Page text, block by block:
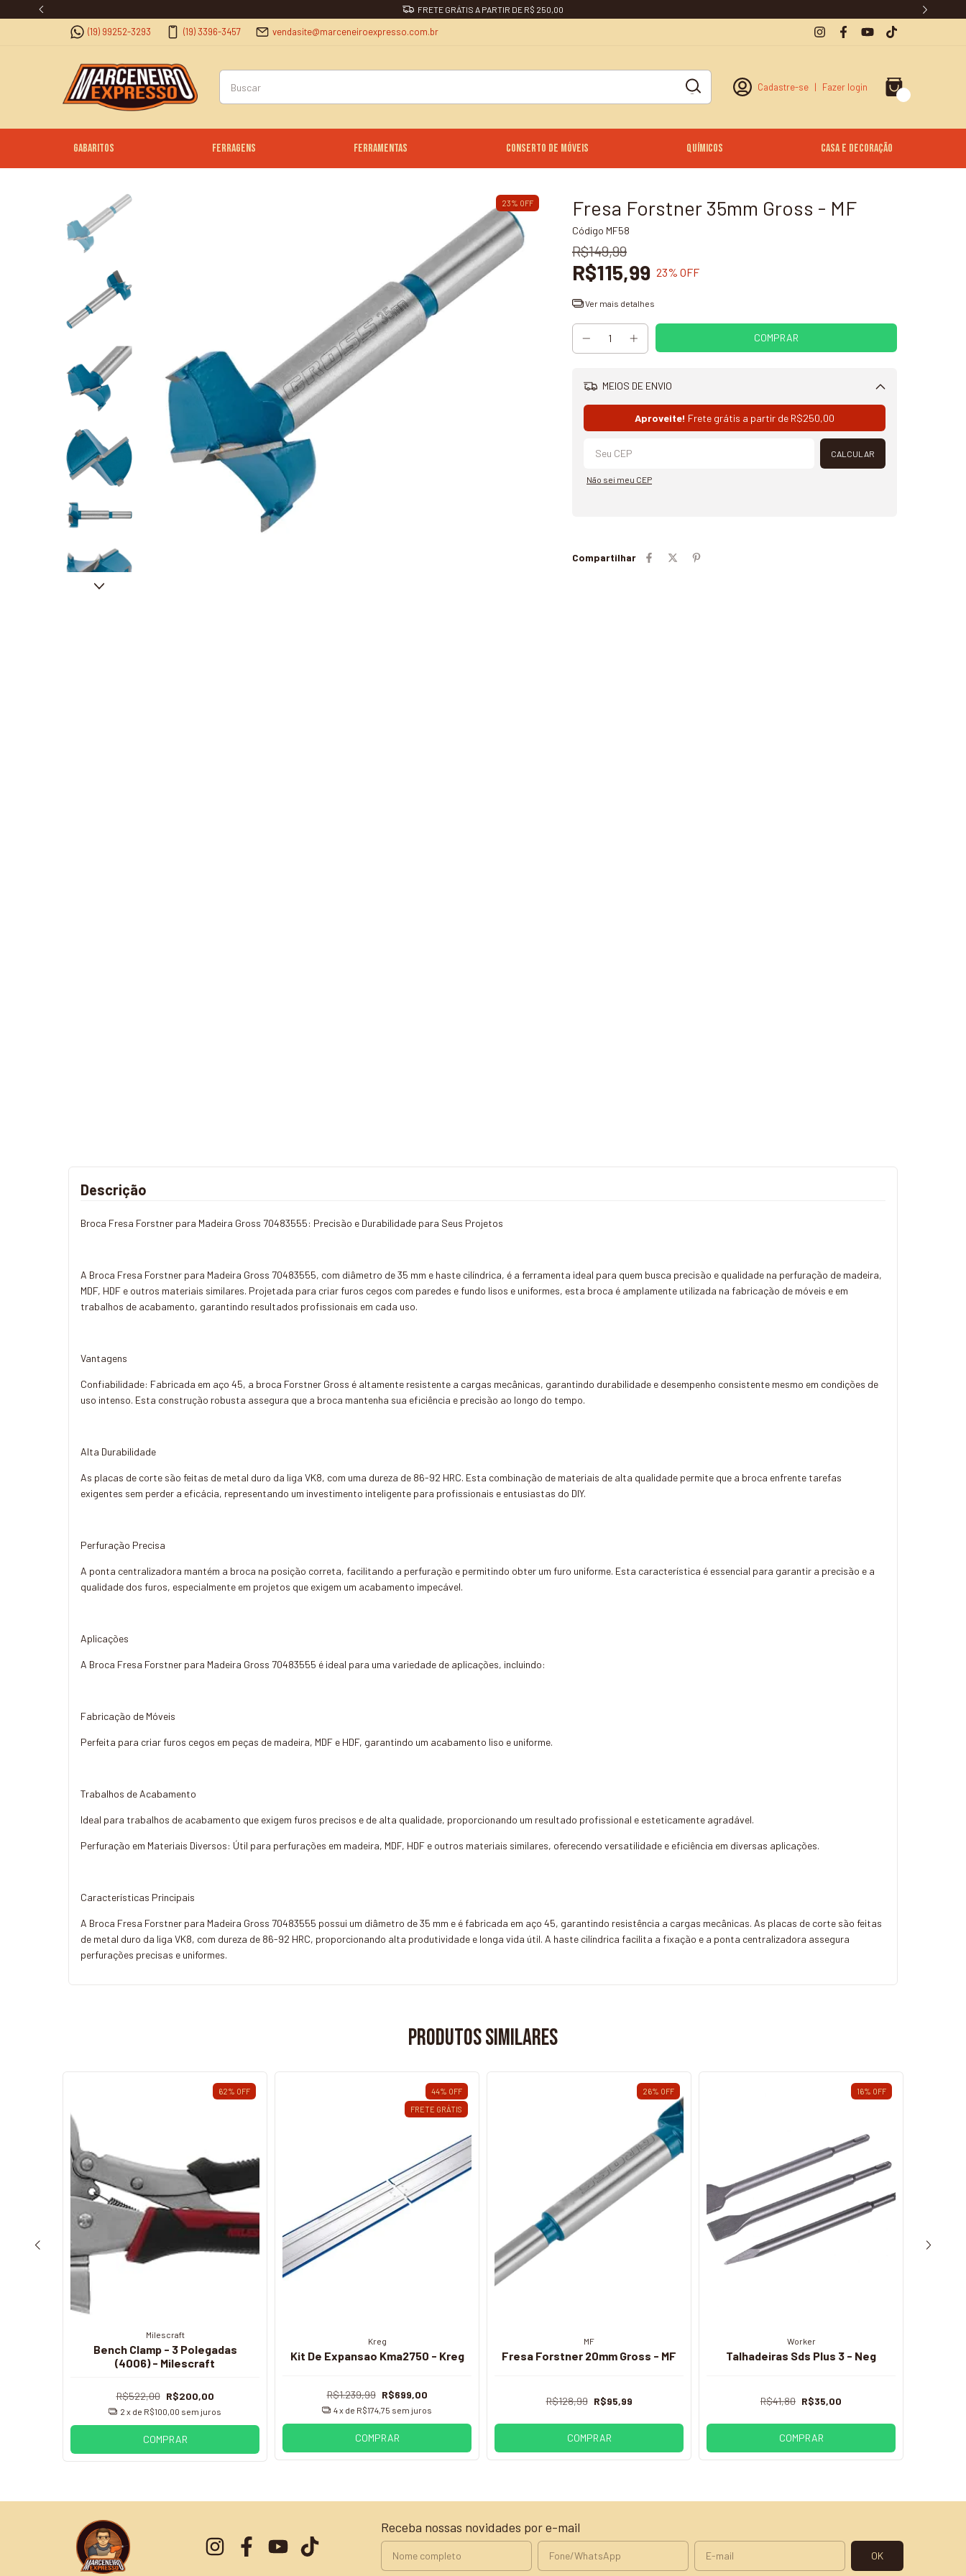
FRETE GRÁTIS A PARTIR DE R$ 250,00
(19) 99252-3293 (19) 3396-3457 vendasite@marceneiroexpresso.com.br
Cadastre-se | Fazer login
Gabaritos Ferragens Ferramentas Conserto de Móveis Químicos Casa e Decoração
23% OFF Fresa Forstner 35mm Gross - MF
Código MF58
R$149,99
R$115,99 23% OFF
Ver mais detalhes
MEIOS DE ENVIO
Aproveite! Frete grátis a partir de R$250,00
CALCULAR
Não sei meu CEP
Compartilhar
Descrição
Broca Fresa Forstner para Madeira Gross 70483555: Precisão e Durabilidade para Seus Projetos
A Broca Fresa Forstner para Madeira Gross 70483555, com diâmetro de 35 mm e haste cilíndrica, é a ferramenta ideal para quem busca precisão e qualidade na perfuração de madeira,
MDF, HDF e outros materiais similares. Projetada para criar furos cegos com paredes e fundo lisos e uniformes, esta broca é amplamente utilizada na fabricação de móveis e em
trabalhos de acabamento, garantindo resultados profissionais em cada uso.
Vantagens
Confiabilidade: Fabricada em aço 45, a broca Forstner Gross é altamente resistente a cargas mecânicas, garantindo durabilidade e desempenho consistente mesmo em condições de
uso intenso. Esta construção robusta assegura que a broca mantenha sua eficiência e precisão ao longo do tempo.
Alta Durabilidade
As placas de corte são feitas de metal duro da liga VK8, com uma dureza de 86-92 HRC. Esta combinação de materiais de alta qualidade permite que a broca enfrente tarefas
exigentes sem perder a eficácia, representando um investimento inteligente para profissionais e entusiastas do DIY.
Perfuração Precisa
A ponta centralizadora mantém a broca na posição correta, facilitando a perfuração e permitindo obter um furo uniforme. Esta característica é essencial para garantir a precisão e a
qualidade dos furos, especialmente em projetos que exigem um acabamento impecável.
Aplicações
A Broca Fresa Forstner para Madeira Gross 70483555 é ideal para uma variedade de aplicações, incluindo:
Fabricação de Móveis
Perfeita para criar furos cegos em peças de madeira, MDF e HDF, garantindo um acabamento liso e uniforme.
Trabalhos de Acabamento
Ideal para trabalhos de acabamento que exigem furos precisos e de alta qualidade, proporcionando um resultado profissional e esteticamente agradável.
Perfuração em Materiais Diversos: Útil para perfurações em madeira, MDF, HDF e outros materiais similares, oferecendo versatilidade e eficiência em diversas aplicações.
Características Principais
A Broca Fresa Forstner para Madeira Gross 70483555 possui um diâmetro de 35 mm e é fabricada em aço 45, garantindo resistência a cargas mecânicas. As placas de corte são feitas
de metal duro da liga VK8, com dureza de 86-92 HRC, proporcionando alta produtividade e longa vida útil. A haste cilíndrica facilita a fixação e a ponta centralizadora assegura
perfurações precisas e uniformes.
Produtos similares
62% OFF
Milescraft
Bench Clamp - 3 Polegadas
(4006) - Milescraft
R$522,00 R$200,00
2 x de R$100,00 sem juros
COMPRAR
44% OFF
FRETE GRÁTIS
Kreg
Kit De Expansao Kma2750 - Kreg
R$1.239,99 R$699,00
4x de R$174,75 sem juros
COMPRAR
26% OFF
MF
Fresa Forstner 20mm Gross - MF
R$128,99 R$95,99
COMPRAR
16% OFF
Worker
Talhadeiras Sds Plus 3 - Neg
R$41,80 R$35,00
COMPRAR
Receba nossas novidades por e-mail